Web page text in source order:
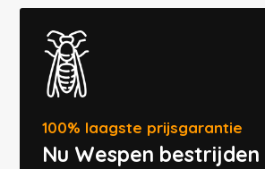
100% laagste prijsgarantie
Nu Wespen bestrijden